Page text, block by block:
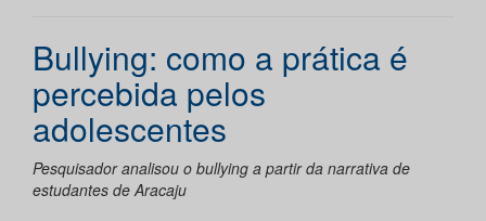
Bullying: como a prática é
percebida pelos
adolescentes
Pesquisador analisou o bullying a partir da narrativa de
estudantes de Aracaju